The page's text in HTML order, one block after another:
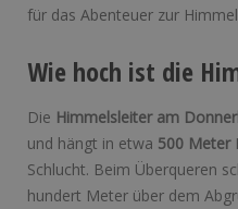
für das Abenteuer zur
Wie hoch ist die
Die Himmelsleiter am
und hängt in etwa 500 Meter
Schlucht. Beim Überqueren
hundert Meter über dem